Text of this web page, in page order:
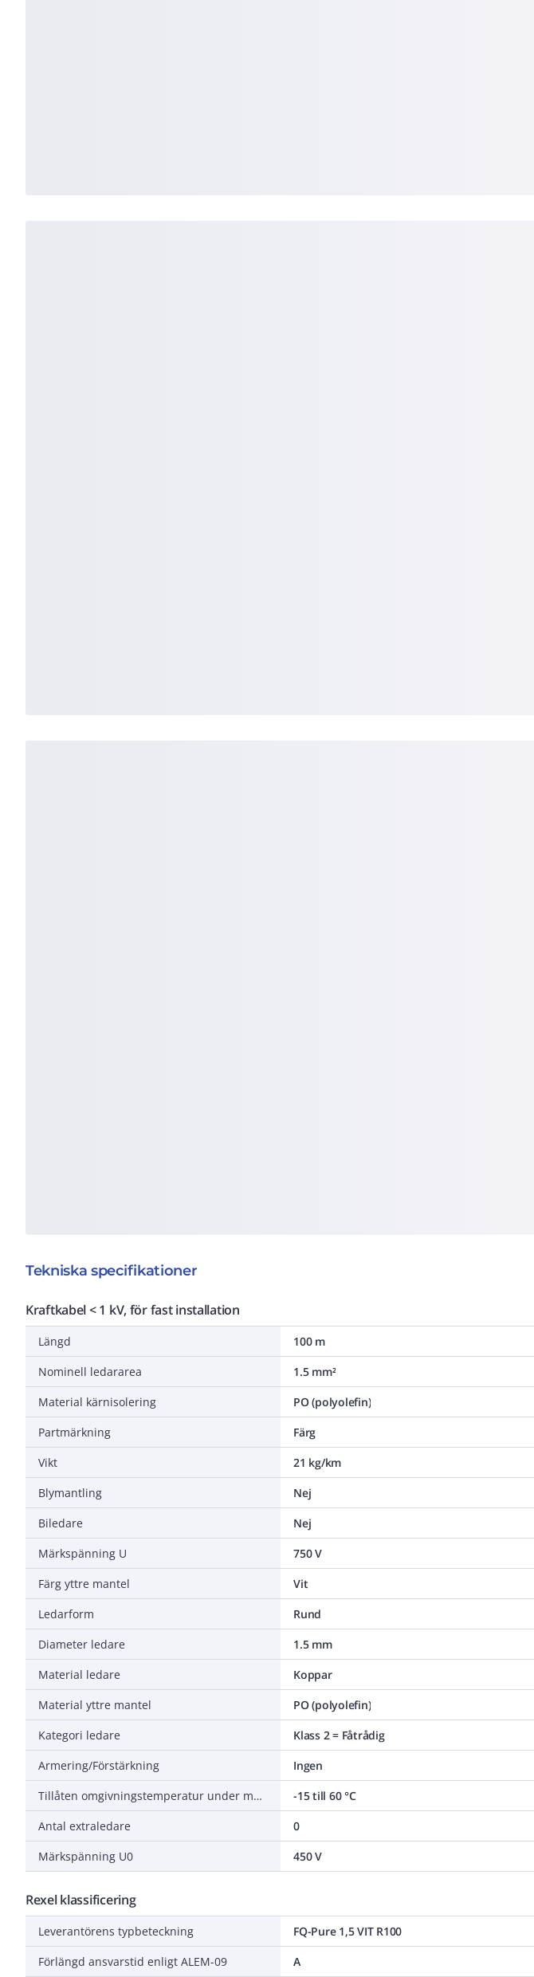
Tekniska specifikationer
Kraftkabel < 1 kV, för fast installation
Längd
100 m
Nominell ledararea
1.5 mm²
Material kärnisolering
PO (polyolefin)
Partmärkning
Färg
Vikt
21 kg/km
Blymantling
Nej
Biledare
Nej
Märkspänning U
750 V
Färg yttre mantel
Vit
Ledarform
Rund
Diameter ledare
1.5 mm
Material ledare
Koppar
Material yttre mantel
PO (polyolefin)
Kategori ledare
Klass 2 = Fåtrådig
Armering/Förstärkning
Ingen
Tillåten omgivningstemperatur under montering/hantering
-15 till 60 °C
Antal extraledare
0
Märkspänning U0
450 V
Rexel klassificering
Leverantörens typbeteckning
FQ-Pure 1,5 VIT R100
Förlängd ansvarstid enligt ALEM-09
A